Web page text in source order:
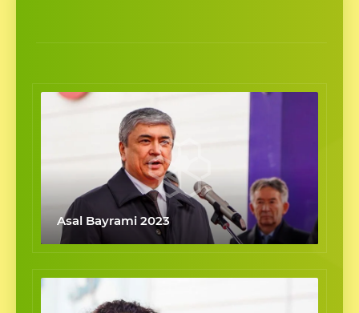
Asal Bayrami 2023